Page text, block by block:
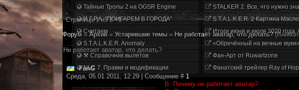
Тайные Тропы 2 на OGSR Engine
И.Г.Р.А. "ПОИГАРЕМ В ГОРОДА"
Считаем
S.T.A.L.K.E.R. Anomaly
⚒ Справочник вылетов
NLC 7. Правки и модификации
STALKER 2. Все, что нужно
S.T.A.L.K.E.R. 2 Картина
Итоги июня и июля 2020 года.
«Обречённый на вечные
Фан-Арт от Ruwartzone
Фанатский трейлер Ray of
Страница1из1 1
Форум » Архив » Устаревшие темы » Не работает аватар, что делать?
Не работает аватар, что делать?
FanG
Среда, 05.01.2011, 12:29 | Сообщение #1
В. Почему не работает аватар?